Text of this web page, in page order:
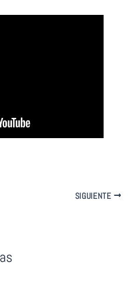
SIGUIENTE